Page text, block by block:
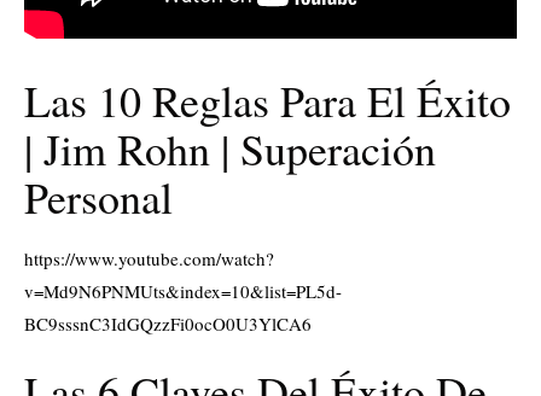
Las 10 Reglas Para El Éxito
| Jim Rohn | Superación
Personal
https://www.youtube.com/watch?
v=Md9N6PNMUts&index=10&list=PL5d-
BC9sssnC3IdGQzzFi0ocO0U3YlCA6